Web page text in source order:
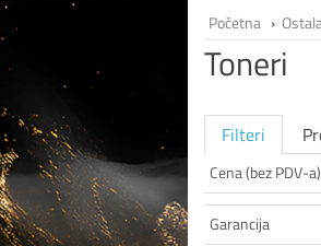
Početna ›
Toneri
Filteri
Cena (bez PDV-a)
Garancija